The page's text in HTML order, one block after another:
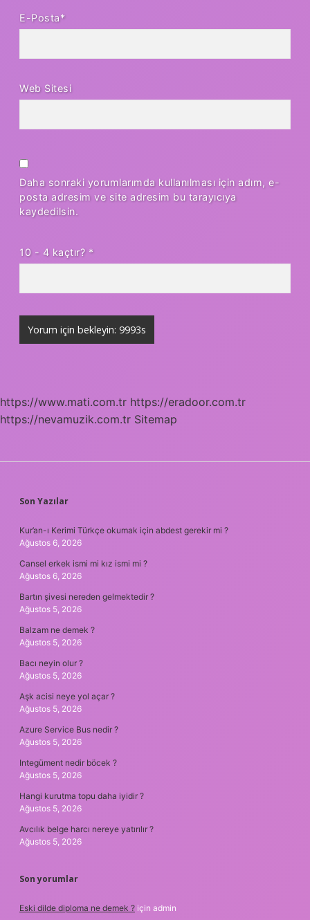
E-Posta*
Web Sitesi
Daha sonraki yorumlarımda kullanılması için adım, e-
posta adresim ve site adresim bu tarayıcıya
kaydedilsin.
10 - 4 kaçtır? *
https://www.mati.com.tr https://eradoor.com.tr
https://nevamuzik.com.tr Sitemap
SIDEBAR
Son Yazılar
Kur’an-ı Kerimi Türkçe okumak için abdest gerekir mi ?
Ağustos 6, 2026
Cansel erkek ismi mi kız ismi mi ?
Ağustos 6, 2026
Bartın şivesi nereden gelmektedir ?
Ağustos 5, 2026
Balzam ne demek ?
Ağustos 5, 2026
Bacı neyin olur ?
Ağustos 5, 2026
Aşk acisi neye yol açar ?
Ağustos 5, 2026
Azure Service Bus nedir ?
Ağustos 5, 2026
Integüment nedir böcek ?
Ağustos 5, 2026
Hangi kurutma topu daha iyidir ?
Ağustos 5, 2026
Avcılık belge harcı nereye yatırılır ?
Ağustos 5, 2026
Son yorumlar
Eski dilde diploma ne demek ? için admin